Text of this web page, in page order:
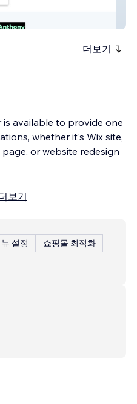
더보기
is available to provide one
whether it's Wix site,
or website redesign
보기
설정
쇼핑몰 최적화